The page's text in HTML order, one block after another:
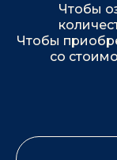
Чтобы
Чтобы
со